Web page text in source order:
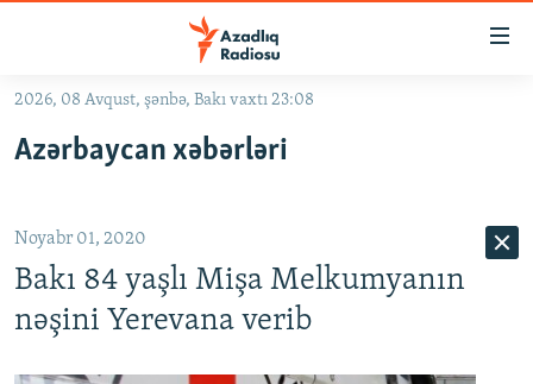
Əsas
qayıt
qayıt
Axtarışa
#ƏSLINDƏ
QANUNI DOĞRU
2026, 08 Avqust, şənbə, Bakı vaxtı 23:08
Azərbaycan xəbərləri
Noyabr 01, 2020
Bakı 84 yaşlı Mişa Melkumyanın
nəşini Yerevana verib